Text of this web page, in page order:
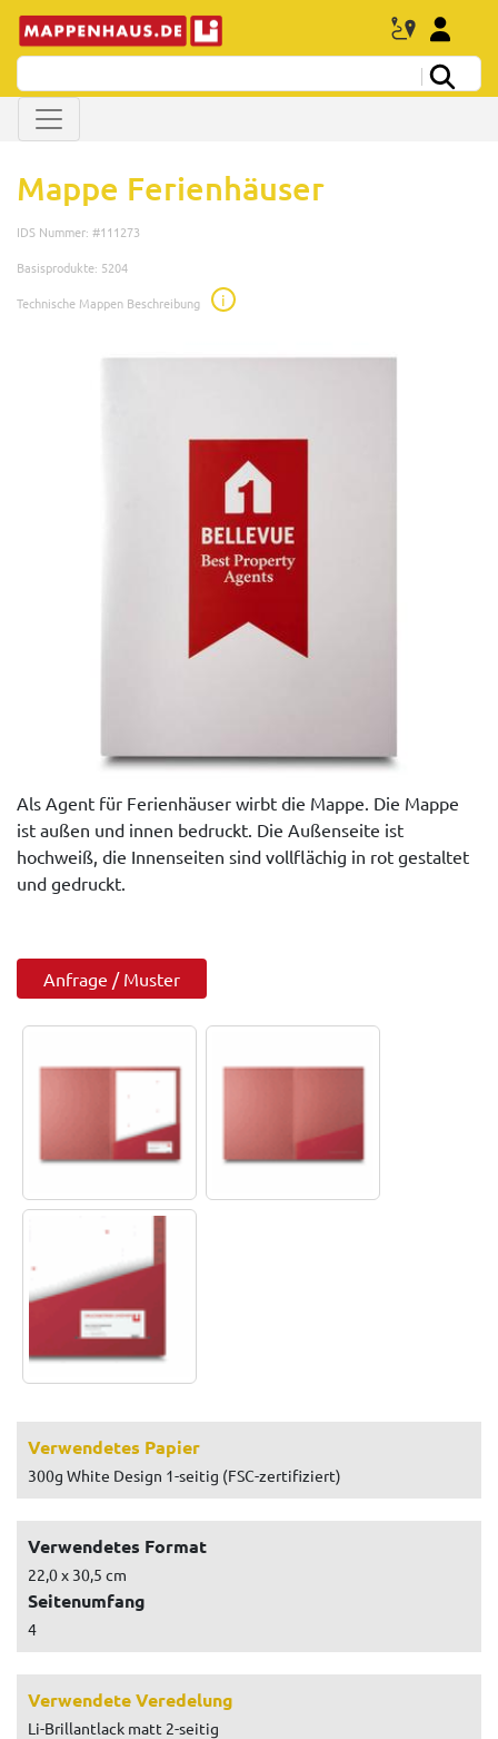
Mappe Ferienhäuser
IDS Nummer: #111273
Basisprodukte: 5204
Technische Mappen Beschreibung
i
Als Agent für Ferienhäuser wirbt die Mappe. Die Mappe
ist außen und innen bedruckt. Die Außenseite ist
hochweiß, die Innenseiten sind vollflächig in rot gestaltet
und gedruckt.
Anfrage / Muster
Verwendetes Papier
300g White Design 1-seitig (FSC-zertifiziert)
Verwendetes Format
22,0 x 30,5 cm
Seitenumfang
4
Verwendete Veredelung
Li-Brillantlack matt 2-seitig